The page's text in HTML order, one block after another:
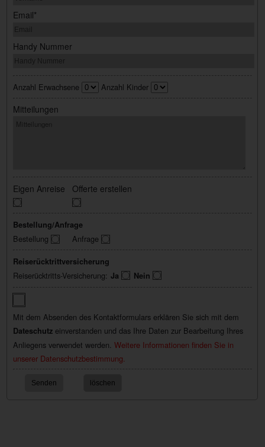
Email*
Handy Nummer
Anzahl Erwachsene Anzahl Kinder
Mitteilungen
Eigen Anreise Offerte erstellen
Bestellung/Anfrage
Bestellung Anfrage
Reiserücktrittversicherung
Reiserücktritts-Versicherung: Ja Nein
Mit dem Absenden des Kontaktformulars erklären Sie sich mit dem
Dateschutzeinverstanden und das Ihre Daten zur Bearbeitung Ihres
Anliegens verwendet werden. Weitere Informationen finden Sie in
unserer Datenschutzbestimmung.